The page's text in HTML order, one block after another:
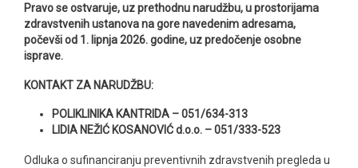
Pravo se ostvaruje, uz prethodnu narudžbu, u prostorijama
zdravstvenih ustanova na gore navedenim adresama,
počevši od 1. lipnja 2026. godine, uz predočenje osobne
isprave.
KONTAKT ZA NARUDŽBU:
POLIKLINIKA KANTRIDA – 051/634-313
LIDIA NEŽIĆ KOSANOVIĆ d.o.o. – 051/333-523
Odluka o sufinanciranju preventivnih zdravstvenih pregleda u